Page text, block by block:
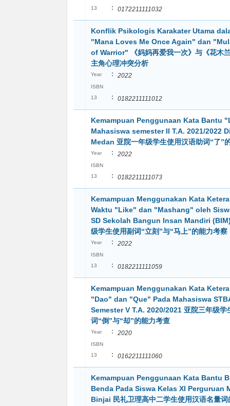
13 : 0172211111032
Konflik Psikologis Karakater Utama
"Mana Loves Me Once Again" dan
of Warrior" 《妈妈再爱我一次》与《花木
主角心理冲突分析
Year : 2022
ISBN
13
: 0182211111012
Kemampuan Penggunaan Kata Bantu
Mahasiswa semester II T.A. 2021/2022
Medan 亚院一年级学生使用汉语助词“了”
Year : 2022
ISBN
13
: 0182211111073
Kemampuan Menggunakan Kata
Waktu "Like" dan "Mashang" oleh
SD Sekolah Bangun Insan Mandiri
级学生使用副词“立刻”与“马上”的能力考察
Year : 2022
ISBN
13
: 0182211111059
Kemampuan Menggunakan Kata
"Dao" dan "Que" Pada Mahasiswa
Semester V T.A. 2020/2021 亚院三年级学
词“倒”与“却”的能力考查
Year : 2020
ISBN
13
: 0162211111060
Kemampuan Penggunaan Kata Bantu
Benda Pada Siswa Kelas XI Perguruan
Binjai 民礼卫理高中二学生使用汉语名量词